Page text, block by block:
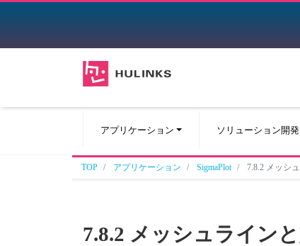
アプリケーション ソリューション開発
TOP アプリケーション SigmaPlot 7.8.2 メッシ
7.8.2 メッシュライン